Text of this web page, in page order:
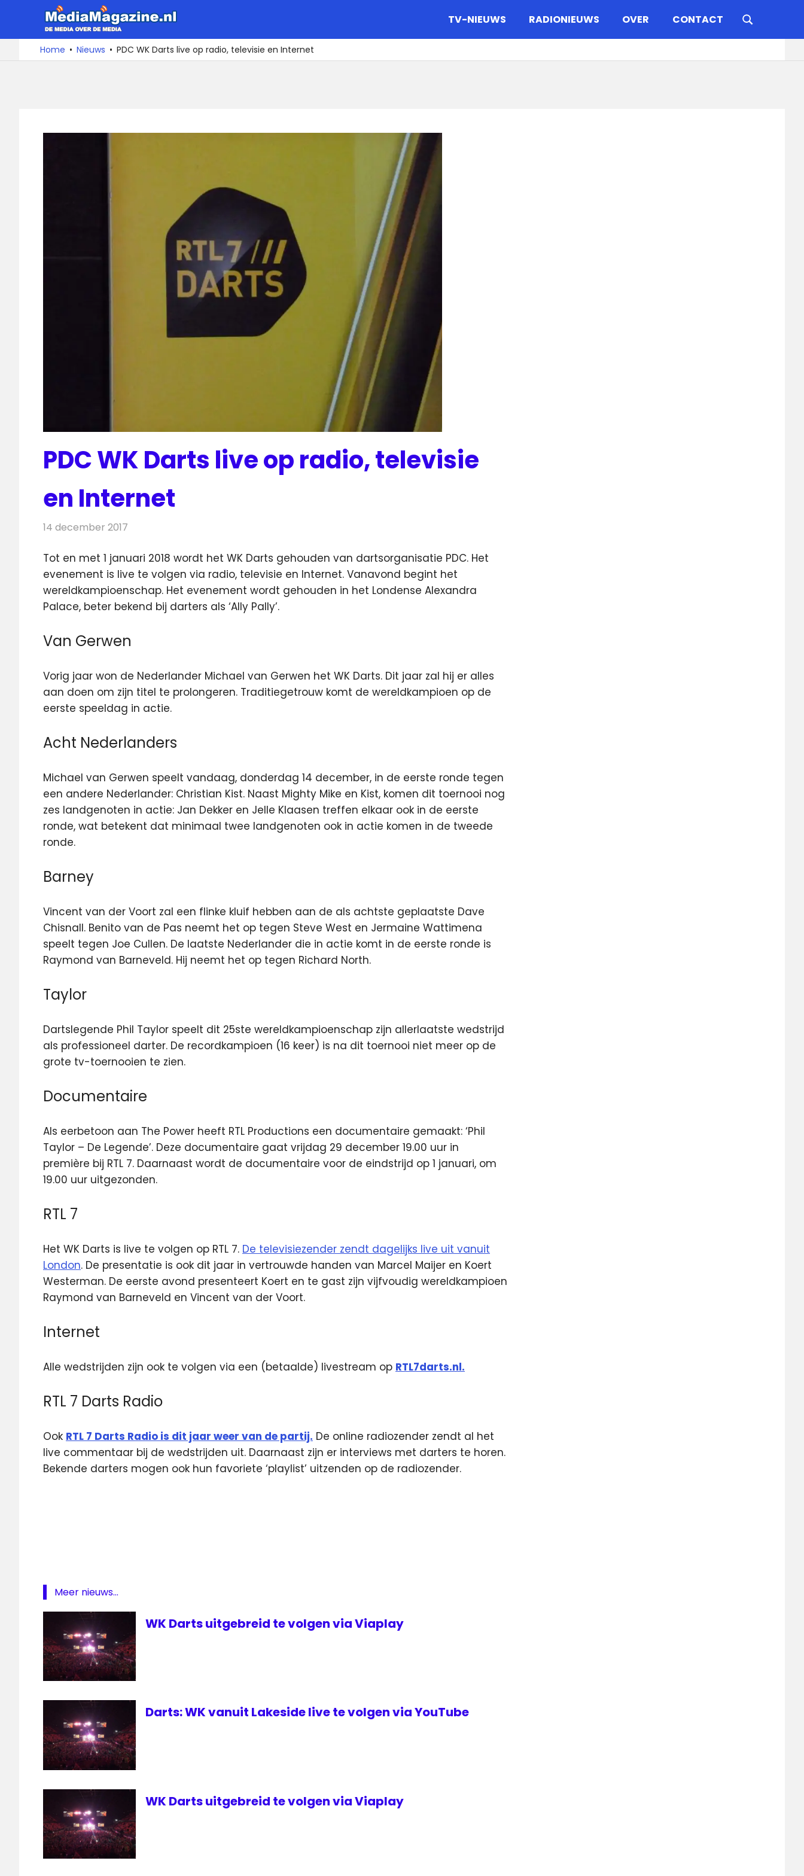
de
De
media
over
TV-NIEUWS RADIONIEUWS OVER CONTACT
Home Nieuws PDC WK Darts live op radio, televisie en Internet
PDC WK Darts live op radio, televisie
en Internet
14 december 2017
Tot en met 1 januari 2018 wordt het WK Darts gehouden van dartsorganisatie PDC. Het
evenement is live te volgen via radio, televisie en Internet. Vanavond begint het
wereldkampioenschap. Het evenement wordt gehouden in het Londense Alexandra
Palace, beter bekend bij darters als ‘Ally Pally’.
Van Gerwen
Vorig jaar won de Nederlander Michael van Gerwen het WK Darts. Dit jaar zal hij er alles
aan doen om zijn titel te prolongeren. Traditiegetrouw komt de wereldkampioen op de
eerste speeldag in actie.
Acht Nederlanders
Michael van Gerwen speelt vandaag, donderdag 14 december, in de eerste ronde tegen
een andere Nederlander: Christian Kist. Naast Mighty Mike en Kist, komen dit toernooi nog
zes landgenoten in actie: Jan Dekker en Jelle Klaasen treffen elkaar ook in de eerste
ronde, wat betekent dat minimaal twee landgenoten ook in actie komen in de tweede
ronde.
Barney
Vincent van der Voort zal een flinke kluif hebben aan de als achtste geplaatste Dave
Chisnall. Benito van de Pas neemt het op tegen Steve West en Jermaine Wattimena
speelt tegen Joe Cullen. De laatste Nederlander die in actie komt in de eerste ronde is
Raymond van Barneveld. Hij neemt het op tegen Richard North.
Taylor
Dartslegende Phil Taylor speelt dit 25ste wereldkampioenschap zijn allerlaatste wedstrijd
als professioneel darter. De recordkampioen (16 keer) is na dit toernooi niet meer op de
grote tv-toernooien te zien.
Documentaire
Als eerbetoon aan The Power heeft RTL Productions een documentaire gemaakt: ‘Phil
Taylor – De Legende’. Deze documentaire gaat vrijdag 29 december 19.00 uur in
première bij RTL 7. Daarnaast wordt de documentaire voor de eindstrijd op 1 januari, om
19.00 uur uitgezonden.
RTL 7
Het WK Darts is live te volgen op RTL 7. De televisiezender zendt dagelijks live uit vanuit
London. De presentatie is ook dit jaar in vertrouwde handen van Marcel Maijer en Koert
Westerman. De eerste avond presenteert Koert en te gast zijn vijfvoudig wereldkampioen
Raymond van Barneveld en Vincent van der Voort.
Internet
Alle wedstrijden zijn ook te volgen via een (betaalde) livestream op RTL7darts.nl.
RTL 7 Darts Radio
Ook RTL 7 Darts Radio is dit jaar weer van de partij. De online radiozender zendt al het
live commentaar bij de wedstrijden uit. Daarnaast zijn er interviews met darters te horen.
Bekende darters mogen ook hun favoriete ‘playlist’ uitzenden op de radiozender.
darts
Meer nieuws...
WK Darts uitgebreid te volgen via Viaplay
Darts: WK vanuit Lakeside live te volgen via YouTube
WK Darts uitgebreid te volgen via Viaplay